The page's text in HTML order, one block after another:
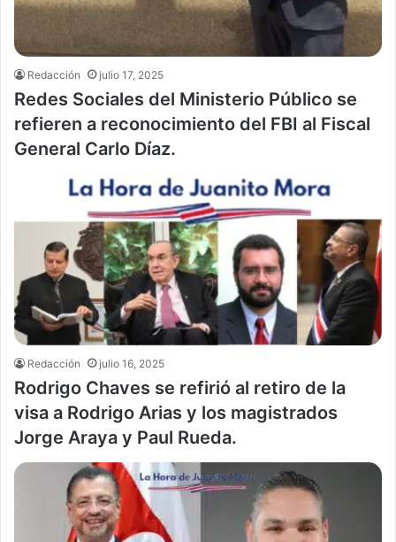
Redacción julio 17, 2025
Redes Sociales del Ministerio Público se
refieren a reconocimiento del FBI al Fiscal
General Carlo Díaz.
Redacción julio 16, 2025
Rodrigo Chaves se refirió al retiro de la
visa a Rodrigo Arias y los magistrados
Jorge Araya y Paul Rueda.